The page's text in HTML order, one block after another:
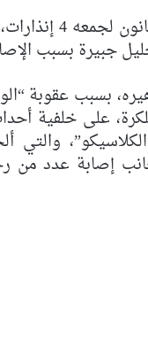
وسيفتقد الأخضر في
جبيرة بسبب
بسبب عقوبة
للكرة، على خلفية
والتي
إصابة عدد من